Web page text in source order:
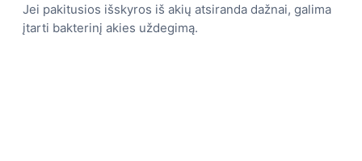
Jei pakitusios išskyros iš akių atsiranda dažnai, galima
įtarti bakterinį akies uždegimą.